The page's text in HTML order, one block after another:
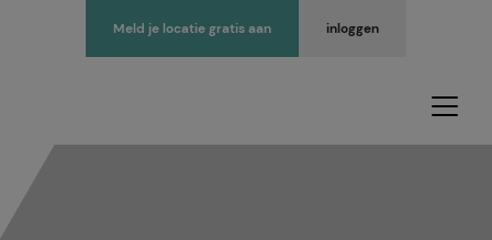
inloggen
Meld je locatie gratis aan